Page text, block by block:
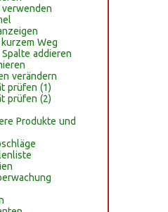
verwenden
Weg
addieren
verändern
prüfen (1)
prüfen (2)
Produkte und